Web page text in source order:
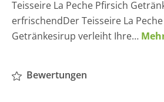
Teisseire La Peche Pfirsich
erfrischendDer Teisseire La
Getränkesirup verleiht Ihre…
Bewertungen